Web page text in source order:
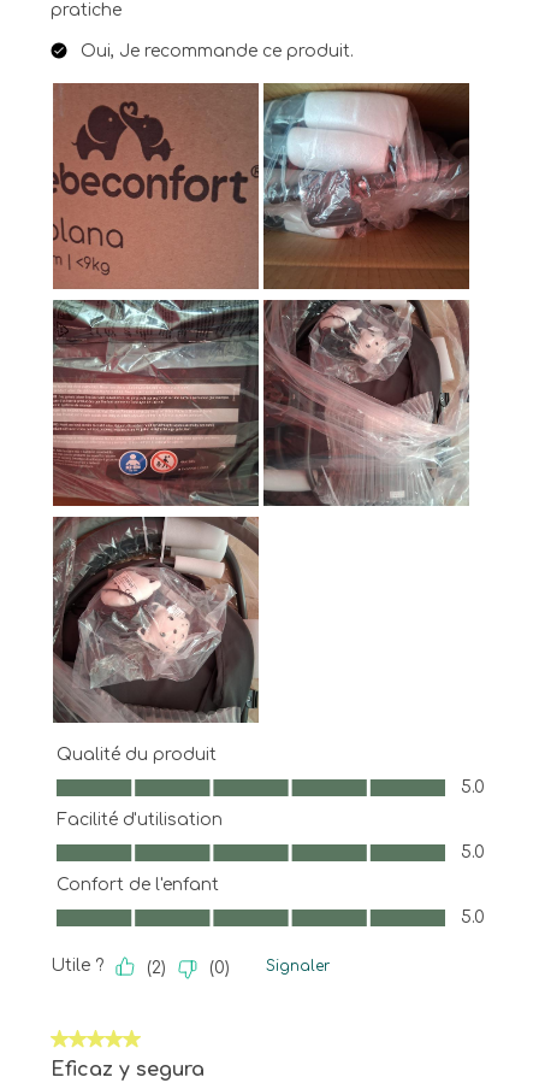
pratiche
Oui, Je recommande ce produit.
Qualité du produit
Qualité du produit, 5.0 sur 5
5.0
Facilité d'utilisation
Facilité d'utilisation, 5.0 sur 5
5.0
Confort de l'enfant
Confort de l'enfant, 5.0 sur 5
5.0
Utile ? (2) (0) Signaler
5 sur 5 étoiles.
Eficaz y segura